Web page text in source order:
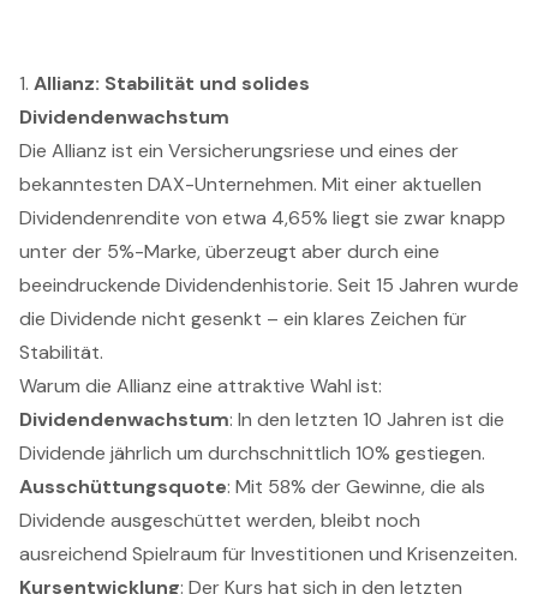
1. Allianz: Stabilität und solides
Dividendenwachstum
Die Allianz ist ein Versicherungsriese und eines der
bekanntesten DAX-Unternehmen. Mit einer aktuellen
Dividendenrendite von etwa 4,65% liegt sie zwar knapp
unter der 5%-Marke, überzeugt aber durch eine
beeindruckende Dividendenhistorie. Seit 15 Jahren wurde
die Dividende nicht gesenkt – ein klares Zeichen für
Stabilität.
Warum die Allianz eine attraktive Wahl ist:
Dividendenwachstum: In den letzten 10 Jahren ist die
Dividende jährlich um durchschnittlich 10% gestiegen.
Ausschüttungsquote: Mit 58% der Gewinne, die als
Dividende ausgeschüttet werden, bleibt noch
ausreichend Spielraum für Investitionen und Krisenzeiten.
Kursentwicklung: Der Kurs hat sich in den letzten